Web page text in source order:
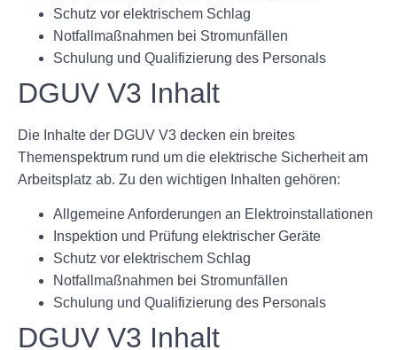
Schutz vor elektrischem Schlag
Notfallmaßnahmen bei Stromunfällen
Schulung und Qualifizierung des Personals
DGUV V3 Inhalt
Die Inhalte der DGUV V3 decken ein breites
Themenspektrum rund um die elektrische Sicherheit am
Arbeitsplatz ab. Zu den wichtigen Inhalten gehören:
Allgemeine Anforderungen an Elektroinstallationen
Inspektion und Prüfung elektrischer Geräte
Schutz vor elektrischem Schlag
Notfallmaßnahmen bei Stromunfällen
Schulung und Qualifizierung des Personals
DGUV V3 Inhalt